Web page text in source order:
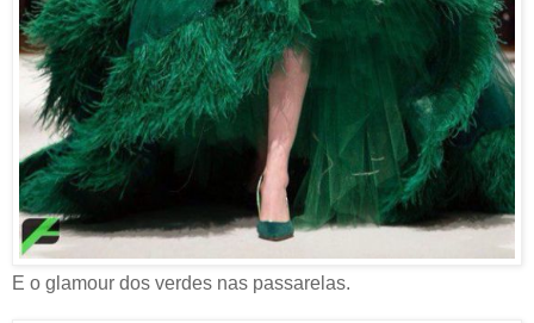
E o glamour dos verdes nas passarelas.